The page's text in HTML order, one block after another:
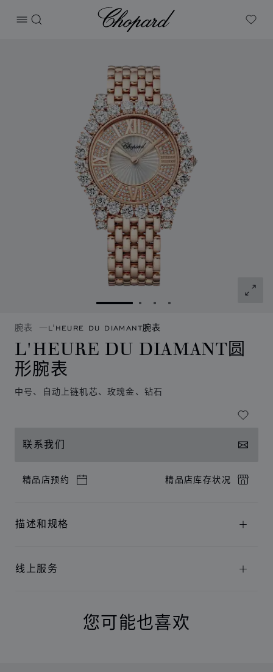
打开菜单
搜索
Chopard
My
转到幻灯片 1转到幻灯片 2
转到幻灯片 3
转到幻灯片 4
腕表 L'HEURE DU DIAMANT腕表
L'HEURE DU DIAMANT圆
形腕表
中号、自动上链机芯、玫瑰金、钻石
联系我们
精品店预约 精品店库存状况
描述和规格
线上服务
您可能也喜欢